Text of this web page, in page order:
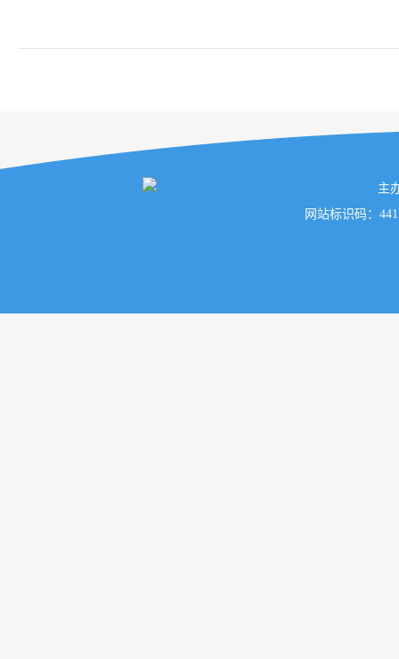
主
网站标识码：